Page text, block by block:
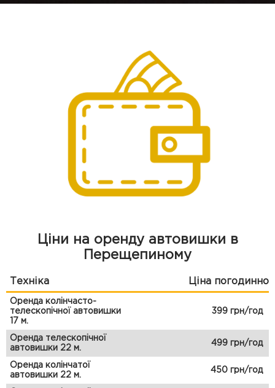
Ціни на оренду автовишки в
Перещепиному
Техніка Ціна погодинно
Оренда колінчасто-
телескопічної автовишки
17 м.
399 грн/год
Оренда телескопічної
автовишки 22 м.
499 грн/год
Оренда колінчатої
автовишки 22 м.
450 грн/год